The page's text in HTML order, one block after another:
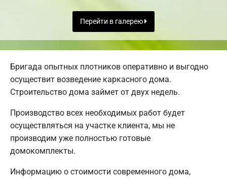
Перейти в галерею
Бригада опытных плотников оперативно и выгодно
осуществит возведение каркасного дома.
Строительство дома займет от двух недель.
Производство всех необходимых работ будет
осуществляться на участке клиента, мы не
производим уже полностью готовые
домокомплекты.
Информацию о стоимости современного дома,